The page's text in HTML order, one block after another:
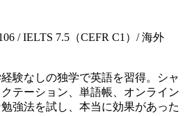
/ IELTS 7.5（CEFR C1）/ 海外
験なしの独学で英語を習得。シャ
テーション、単語帳、オンライン
強法を試し、本当に効果があった